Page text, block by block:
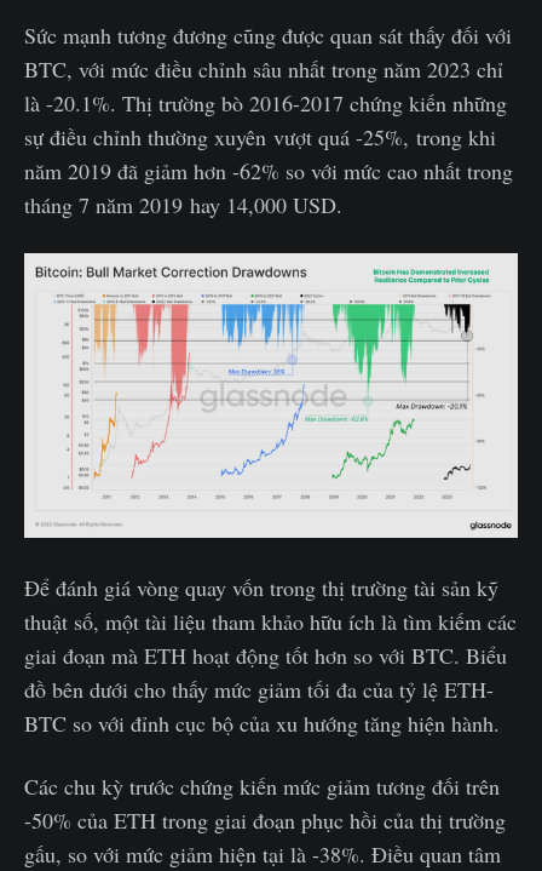
Sức mạnh tương đương cũng được quan sát thấy đối với
BTC, với mức điều chỉnh sâu nhất trong năm 2023 chỉ
là -20.1%. Thị trường bò 2016-2017 chứng kiến những
sự điều chỉnh thường xuyên vượt quá -25%, trong khi
năm 2019 đã giảm hơn -62% so với mức cao nhất trong
tháng 7 năm 2019 hay 14,000 USD.
Để đánh giá vòng quay vốn trong thị trường tài sản kỹ
thuật số, một tài liệu tham khảo hữu ích là tìm kiếm các
giai đoạn mà ETH hoạt động tốt hơn so với BTC. Biểu
đồ bên dưới cho thấy mức giảm tối đa của tỷ lệ ETH-
BTC so với đỉnh cục bộ của xu hướng tăng hiện hành.
Các chu kỳ trước chứng kiến mức giảm tương đối trên
-50% của ETH trong giai đoạn phục hồi của thị trường
gấu, so với mức giảm hiện tại là -38%. Điều quan tâm